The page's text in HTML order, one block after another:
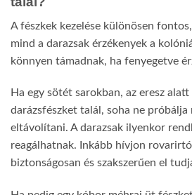
A fészkek kezelése különösen
mind a darazsak érzékenyek a
könnyen támadnak, ha fenyegetve
Ha egy sötét sarokban, az eresz
darázsfészket talál, soha ne próbálja
eltávolítani. A darazsak ilyenkor
reagálhatnak. Inkább hívjon
biztonságosan és szakszerűen el